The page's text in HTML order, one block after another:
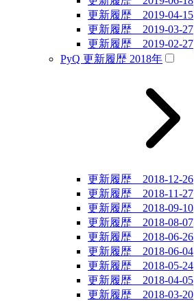
更新履歴 2019-04-15
更新履歴 2019-03-27
更新履歴 2019-02-27
PyQ 更新履歴 2018年
更新履歴 2018-12-26
更新履歴 2018-11-27
更新履歴 2018-09-10
更新履歴 2018-08-07
更新履歴 2018-06-26
更新履歴 2018-06-04
更新履歴 2018-05-24
更新履歴 2018-04-05
更新履歴 2018-03-20